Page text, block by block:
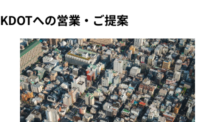
KDOTへの営業・ご提案